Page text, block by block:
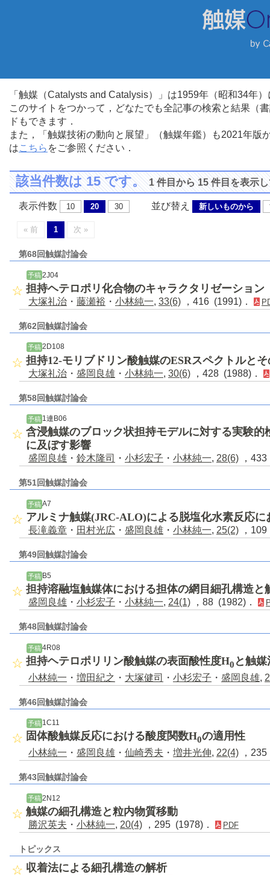
「触媒（Catalysts and Catalysis）」は1959年（昭和34年
このサイトをつかって，どなたでも全記事の検索と結果（
ドもできます．
また，「触媒技術の動向と展望」（触媒年鑑）も2021年
はこちら をご参照ください．
該当件数は 15 です。1 件目から 15 件目を表示
表示件数 10 20 30 並び替え 新しいものから
« 前 1 次 »
第68回触媒討論会
予稿 2J04
担持ヘテロポリ化合物のキャラクタリゼーション
大塚礼治 ・ 藤瀬裕 ・ 小林純一, 33(6) ，416 (1991)．
第62回触媒討論会
予稿 2D108
担持12-モリブドリン酸触媒のESRスペクトルと
大塚礼治 ・ 盛岡良雄 ・ 小林純一, 30(6) ，428 (1988)．
第58回触媒討論会
予稿 1連B06
含浸触媒のブロック状担持モデルに対する実験
に及ぼす影響
盛岡良雄 ・ 鈴木隆司 ・ 小杉宏子 ・ 小林純一, 28(6) ，
第51回触媒討論会
予稿 A7
アルミナ触媒(JRC-ALO)による脱塩化水素反応
長滝義章 ・ 田村光広 ・ 盛岡良雄 ・ 小林純一, 25(2) ，
第49回触媒討論会
予稿 B5
担持溶融塩触媒体における担体の網目細孔構造と
盛岡良雄 ・ 小杉宏子 ・ 小林純一, 24(1) ，88 (1982)．
第48回触媒討論会
予稿4R08
担持ヘテロポリリン酸触媒の表面酸性度H0 と触
小林純一 ・ 増田紀之 ・ 大塚健司 ・ 小杉宏子 ・ 盛岡良雄,
第46回触媒討論会
予稿 1C11
固体酸触媒反応における酸度関数H0の適用性
小林純一 ・ 盛岡良雄 ・ 仙崎秀夫 ・ 増井光伸, 22(4) ，
第43回触媒討論会
予稿 2N12
触媒の細孔構造と粒内物質移動
勝沢英夫 ・ 小林純一, 20(4) ，295 (1978)． PDF
トピックス
収着法による細孔構造の解析